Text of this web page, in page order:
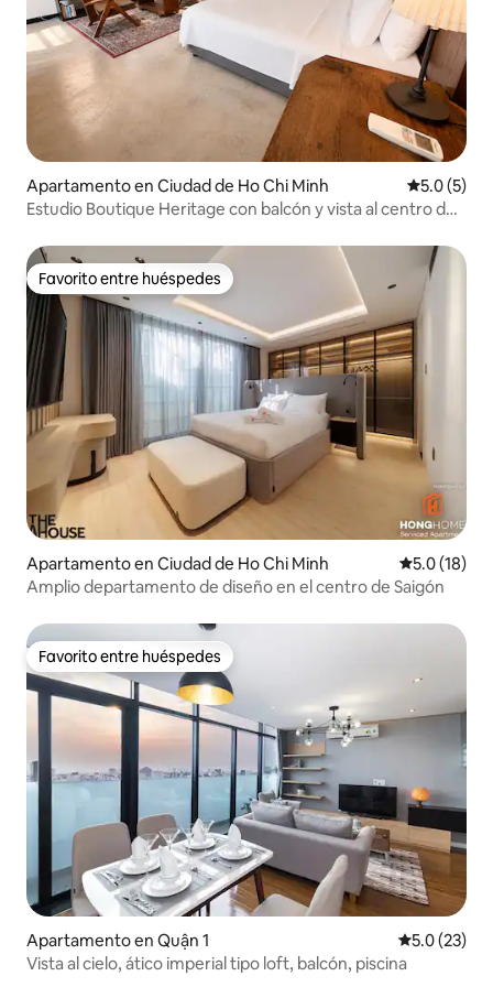
Apartamento en Ciudad de Ho Chi Minh
5.0 (5)
Estudio Boutique Heritage con balcón y vista al centro de
Favorito entre huéspedes
Favorito entre huéspedes
Apartamento en Ciudad de Ho Chi Minh Calificación
5.0 (18)
Amplio departamento de diseño en el centro de Saigón
Favorito entre huéspedes
Favorito entre huéspedes
Apartamento en Quận 1 Calificación
5.0 (23)
Vista al cielo, ático imperial tipo loft, balcón, piscina